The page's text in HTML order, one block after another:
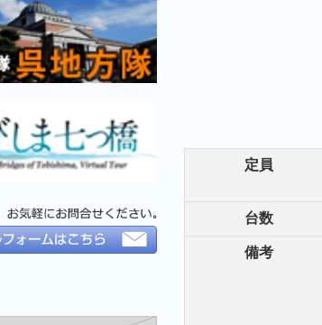
定員
台数
備考